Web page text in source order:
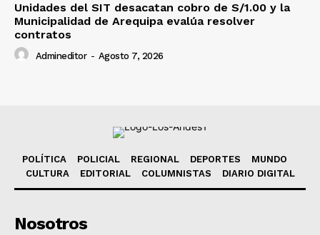
Unidades del SIT desacatan cobro de S/1.00 y la
Municipalidad de Arequipa evalúa resolver
contratos
Admineditor - Agosto 7, 2026
POLÍTICA POLICIAL REGIONAL DEPORTES
MUNDO
CULTURA
EDITORIAL COLUMNISTAS DIARIO DIGITAL
Nosotros